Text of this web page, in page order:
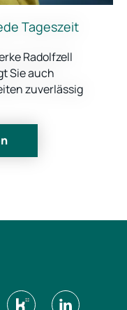
Tageszeit
Radolfzell
Sie auch
zuverlässig